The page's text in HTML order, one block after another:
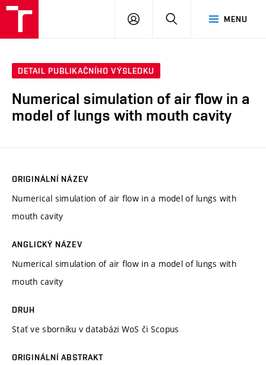
MENU
PŘIHLÁSIT
DETAIL PUBLIKAČNÍHO VÝSLEDKU
Numerical simulation of air flow in a
model of lungs with mouth cavity
ORIGINÁLNÍ NÁZEV
Numerical simulation of air flow in a model of lungs with
mouth cavity
ANGLICKÝ NÁZEV
Numerical simulation of air flow in a model of lungs with
mouth cavity
DRUH
Stať ve sborníku v databázi WoS či Scopus
ORIGINÁLNÍ ABSTRAKT